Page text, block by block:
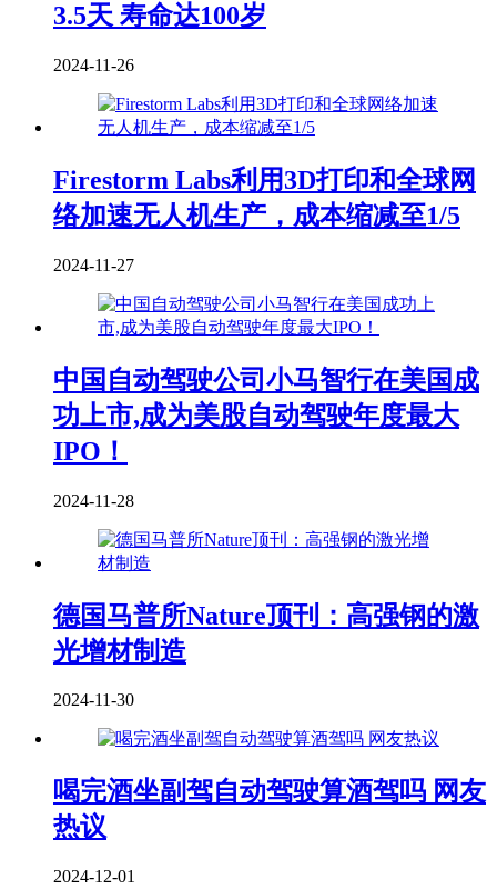
3.5天 寿命达100岁
2024-11-26
Firestorm Labs利用3D打印和全球网
络加速无人机生产，成本缩减至1/5
2024-11-27
中国自动驾驶公司小马智行在美国成
功上市,成为美股自动驾驶年度最大
IPO！
2024-11-28
德国马普所Nature顶刊：高强钢的激
光增材制造
2024-11-30
喝完酒坐副驾自动驾驶算酒驾吗 网友
热议
2024-12-01